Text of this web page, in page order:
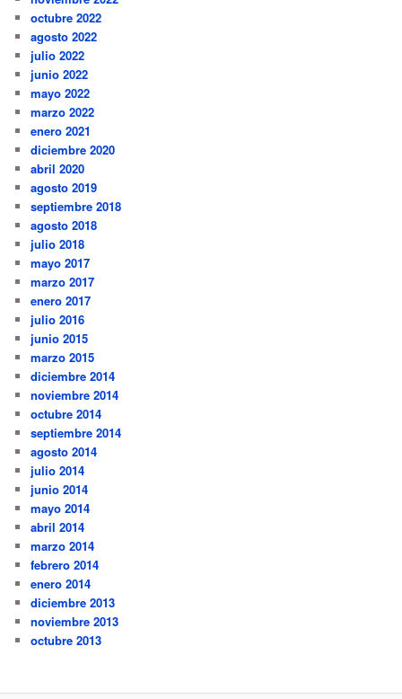
octubre 2022
agosto 2022
julio 2022
junio 2022
mayo 2022
marzo 2022
enero 2021
diciembre 2020
abril 2020
agosto 2019
septiembre 2018
agosto 2018
julio 2018
mayo 2017
marzo 2017
enero 2017
julio 2016
junio 2015
marzo 2015
diciembre 2014
noviembre 2014
octubre 2014
septiembre 2014
agosto 2014
julio 2014
junio 2014
mayo 2014
abril 2014
marzo 2014
febrero 2014
enero 2014
diciembre 2013
noviembre 2013
octubre 2013